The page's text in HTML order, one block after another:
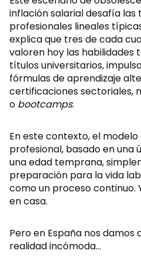
inflación salarial desafía
profesionales lineales
explica que tres de cada
valoren hoy las habilidades
títulos universitarios,
fórmulas de aprendizaje
certificaciones sectoriales,
o bootcamps.
En este contexto, el
profesional, basado en una
una edad temprana,
preparación para la vida
como un proceso continuo.
en casa.
Pero en España nos damos
realidad incómoda…